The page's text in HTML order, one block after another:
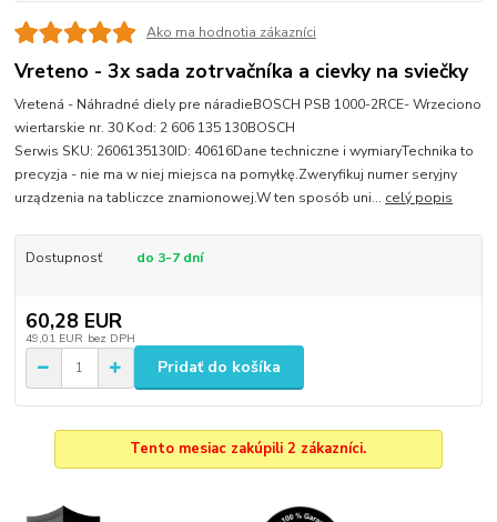
Ako ma hodnotia zákazníci
Vreteno - 3x sada zotrvačníka a cievky na sviečky
Vretená - Náhradné diely pre náradieBOSCH PSB 1000-2RCE- Wrzeciono
wiertarskie nr. 30 Kod: 2 606 135 130BOSCH
Serwis SKU: 2606135130ID: 40616Dane techniczne i wymiaryTechnika to
precyzja - nie ma w niej miejsca na pomyłkę.Zweryfikuj numer seryjny
urządzenia na tabliczce znamionowej.W ten sposób uni... celý popis
Dostupnosť do 3-7 dní
60,28 EUR
49,01 EUR bez DPH
Pridať do košíka
Tento mesiac zakúpili 2 zákazníci.